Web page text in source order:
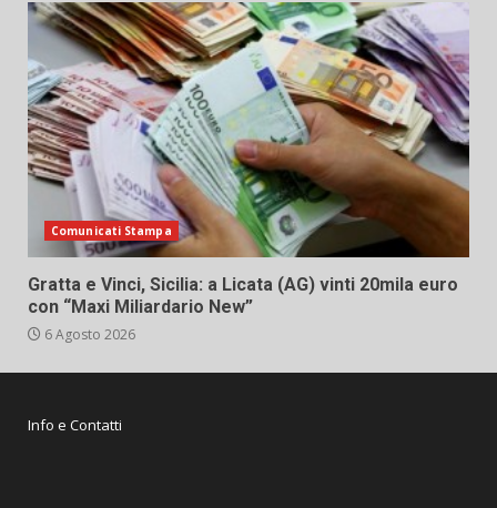
Comunicati Stampa
Gratta e Vinci, Sicilia: a Licata (AG) vinti 20mila euro
con “Maxi Miliardario New”
6 Agosto 2026
Info e Contatti